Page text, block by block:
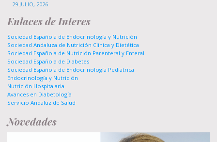
29 JULIO, 2026
Enlaces de Interes
Sociedad Española de Endocrinología y Nutrición
Sociedad Andaluza de Nutrición Clinica y Dietética
Sociedad Española de Nutrición Parenteral y Enteral
Sociedad Española de Diabetes
Sociedad Española de Endocrinología Pediatrica
Endocrinología y Nutrición
Nutrición Hospitalaria
Avances en Diabetología
Servicio Andaluz de Salud
Novedades